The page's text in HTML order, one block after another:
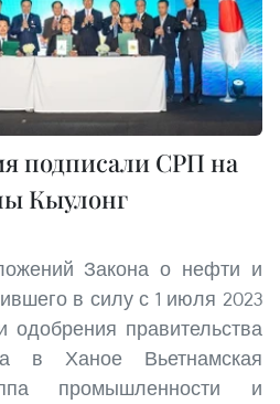
подписали СРП на
Кыулонг
Закона о нефти и
в силу с 1 июля 2023
одобрения правительства
в Ханое Вьетнамская
промышленности и